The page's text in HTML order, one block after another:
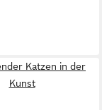
Katzen in der
Kunst